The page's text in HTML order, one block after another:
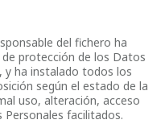
del fichero ha
protección de los Datos
y ha instalado todos los
según el estado de la
uso, alteración, acceso
facilitados.